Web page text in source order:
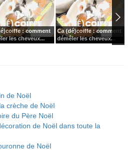
: comment
les cheveux...
Ca (dé)coiffe : comment
démêler les cheveux...
de Noël
crèche de Noël
du Père Noël
de Noël dans toute la
de Noël